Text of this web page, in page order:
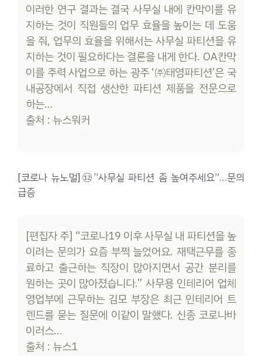
이러한 연구 결과는 결국 사무실 내에 칸막이를 유
지하는 것이 직원들의 업무 효율을 높이는 데 도움
을 줘, 업무의 효율을 위해서는 사무실 파티션을 유
지하는 것이 필요하다는 결론을 내게 한다. OA칸막
이를 주력 사업으로 하는 광주 ‘㈜태영파티션’은 국
내공장에서 직접 생산한 파티션 제품을 전문으로
하는…
출처 : 뉴스워커
[코로나 뉴노멀]⑫”사무실 파티션 좀 높여주세요”…문의
급증
[편집자 주] “코로나19 이후 사무실 내 파티션을 높
이려는 문의가 요즘 부쩍 늘었어요. 재택근무를 종
료하고 출근하는 직장이 많아지면서 공간 분리를
원하는 곳이 많아졌습니다.” 사무용 인테리어 업체
영업부에 근무하는 김모 부장은 최근 인테리어 트
렌드를 묻는 질문에 이같이 말했다. 신종 코로나바
이러스…
출처 : 뉴스1